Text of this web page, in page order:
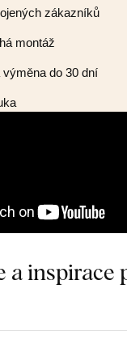
zákazníků
montáž
výměna do 30 dní
a inspirace